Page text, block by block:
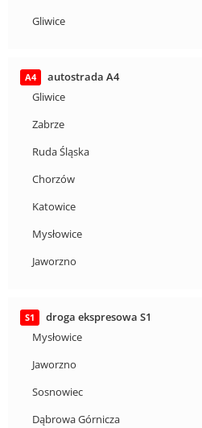
Gliwice
A4
autostrada A4
Gliwice
Zabrze
Ruda Śląska
Chorzów
Katowice
Mysłowice
Jaworzno
S1
droga ekspresowa S1
Mysłowice
Jaworzno
Sosnowiec
Dąbrowa Górnicza